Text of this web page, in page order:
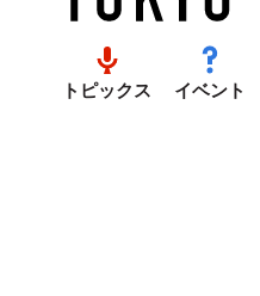
トピックス イベント